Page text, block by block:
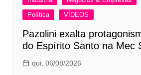
Política
VÍDEOS
Pazolini exalta
do Espírito Santo na Mec
qui, 06/08/2026